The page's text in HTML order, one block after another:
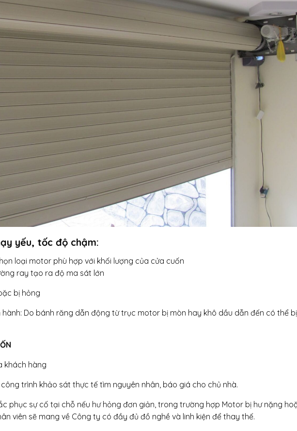
yếu, tốc độ chậm:
loại motor phù hợp với khối lượng của cửa cuốn
ray tạo ra độ ma sát lớn
bị hỏng
Do bánh răng dẫn động từ trục motor bị mòn hay khô dầu dẫn đến có thể
khách hàng
trình khảo sát thực tế tìm nguyên nhân, báo giá cho chủ nhà.
phục sự cố tại chỗ nếu hư hỏng đơn giản, trong trường hợp Motor bị hư nặng
viên sẽ mang về Công ty có đầy đủ đồ nghề và linh kiện để thay thế.